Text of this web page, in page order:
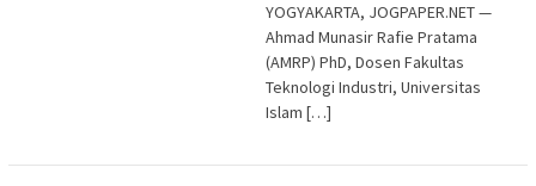
YOGYAKARTA, JOGPAPER.NET —
Ahmad Munasir Rafie Pratama
(AMRP) PhD, Dosen Fakultas
Teknologi Industri, Universitas
Islam […]